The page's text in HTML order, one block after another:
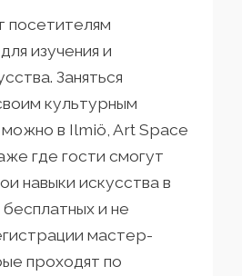
посетителям
изучения и
Заняться
культурным
в Ilmiö, Art Space
где гости смогут
навыки искусства в
и не
мастер-
проходят по